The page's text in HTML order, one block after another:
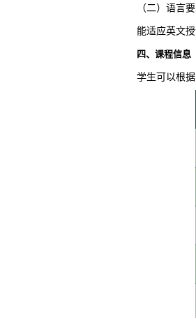
（二）语言
能适应英文
四、课程信息
学生可以根